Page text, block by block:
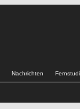
Nachrichten